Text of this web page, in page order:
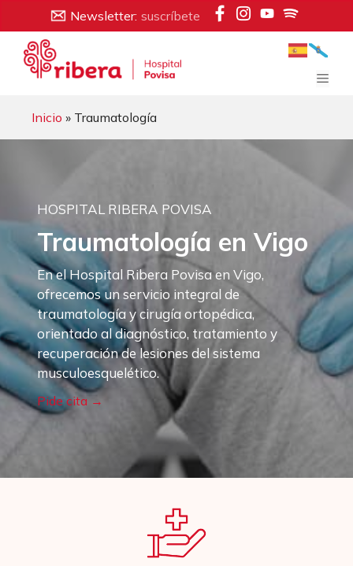
al
contenido
Inicio » Traumatología
HOSPITAL RIBERA POVISA
Traumatología en Vigo
En el Hospital Ribera Povisa en Vigo,
ofrecemos un servicio integral de
traumatología y cirugía ortopédica,
orientado al diagnóstico, tratamiento y
recuperación de lesiones del sistema
musculoesquelético.
Pide cita →
Newsletter: suscríbete